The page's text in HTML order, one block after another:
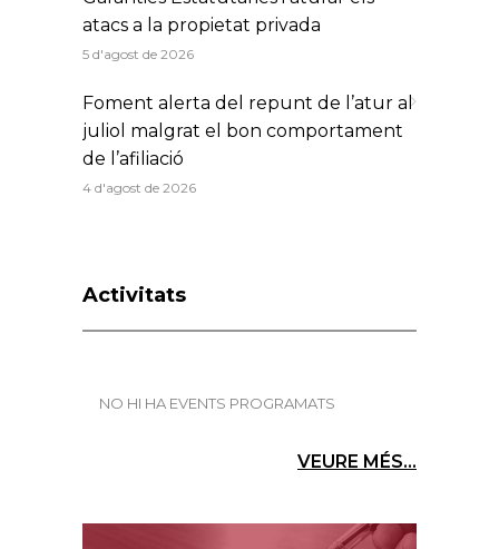
atacs a la propietat privada
5 d'agost de 2026
Foment alerta del repunt de l’atur al
juliol malgrat el bon comportament
de l’afiliació
4 d'agost de 2026
Activitats
NO HI HA EVENTS PROGRAMATS
VEURE MÉS...